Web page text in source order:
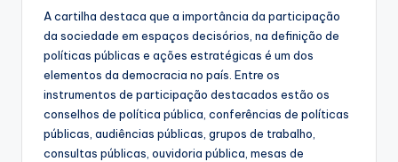
A cartilha destaca que a importância da participação
da sociedade em espaços decisórios, na definição de
políticas públicas e ações estratégicas é um dos
elementos da democracia no país. Entre os
instrumentos de participação destacados estão os
conselhos de política pública, conferências de políticas
públicas, audiências públicas, grupos de trabalho,
consultas públicas, ouvidoria pública, mesas de